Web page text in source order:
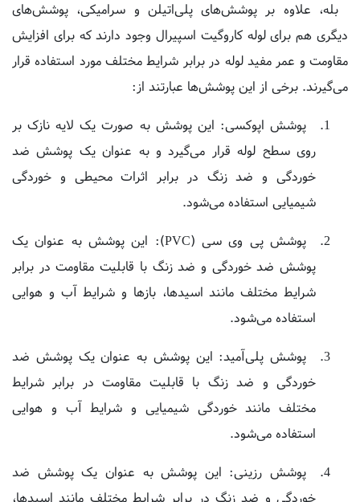
دیگری هم برای لوله کاروگیت اسپیرال وجود دارند که برای افزایش
مقاومت و عمر مفید لوله در برابر شرایط مختلف مورد استفاده قرار
می‌گیرند. برخی از این پوشش‌ها عبارتند از:
پوشش اپوکسی: این پوشش به صورت یک لایه نازک بر
روی سطح لوله قرار می‌گیرد و به عنوان یک پوشش ضد
خوردگی و ضد زنگ در برابر اثرات محیطی و خوردگی
شیمیایی استفاده می‌شود.
پوشش ضد خوردگی و ضد زنگ با قابلیت مقاومت در برابر
شرایط مختلف مانند اسیدها، بازها و شرایط آب و هوایی
استفاده می‌شود.
پوشش پلی‌آمید: این پوشش به عنوان یک پوشش ضد
خوردگی و ضد زنگ با قابلیت مقاومت در برابر شرایط
مختلف مانند خوردگی شیمیایی و شرایط آب و هوایی
استفاده می‌شود.
پوشش رزینی: این پوشش به عنوان یک پوشش ضد
خوردگی و ضد زنگ در برابر شرایط مختلف مانند اسیدها،
بازها، شرایط آب و هوایی و خردشدگی استفاده می‌شود.